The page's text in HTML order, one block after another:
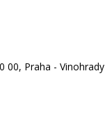
00, Praha - Vinohrady